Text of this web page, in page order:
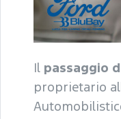
Il passaggio
proprietario